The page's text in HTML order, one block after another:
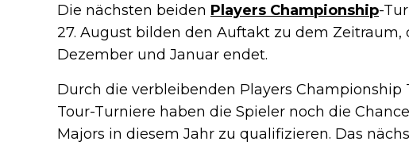
Die nächsten beiden Players Championship-
27. August bilden den Auftakt zu dem Zeitraum,
Dezember und Januar endet.
Durch die verbleibenden Players Championship
Tour-Turniere haben die Spieler noch die
Majors in diesem Jahr zu qualifizieren. Das